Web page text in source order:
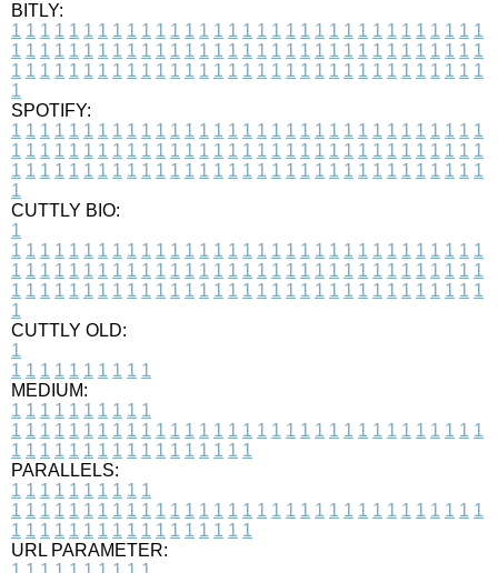
BITLY:
1 1 1 1 1 1 1 1 1 1 1 1 1 1 1 1 1 1 1 1 1 1 1 1 1 1 1 1 1 1 1 1 1
1 1 1 1 1 1 1 1 1 1 1 1 1 1 1 1 1 1 1 1 1 1 1 1 1 1 1 1 1 1 1 1 1
1 1 1 1 1 1 1 1 1 1 1 1 1 1 1 1 1 1 1 1 1 1 1 1 1 1 1 1 1 1 1 1 1
1
SPOTIFY:
1 1 1 1 1 1 1 1 1 1 1 1 1 1 1 1 1 1 1 1 1 1 1 1 1 1 1 1 1 1 1 1 1
1 1 1 1 1 1 1 1 1 1 1 1 1 1 1 1 1 1 1 1 1 1 1 1 1 1 1 1 1 1 1 1 1
1 1 1 1 1 1 1 1 1 1 1 1 1 1 1 1 1 1 1 1 1 1 1 1 1 1 1 1 1 1 1 1 1
1
CUTTLY BIO:
1
1 1 1 1 1 1 1 1 1 1 1 1 1 1 1 1 1 1 1 1 1 1 1 1 1 1 1 1 1 1 1 1 1
1 1 1 1 1 1 1 1 1 1 1 1 1 1 1 1 1 1 1 1 1 1 1 1 1 1 1 1 1 1 1 1 1
1 1 1 1 1 1 1 1 1 1 1 1 1 1 1 1 1 1 1 1 1 1 1 1 1 1 1 1 1 1 1 1 1
1
CUTTLY OLD:
1
1 1 1 1 1 1 1 1 1 1
MEDIUM:
1 1 1 1 1 1 1 1 1 1
1 1 1 1 1 1 1 1 1 1 1 1 1 1 1 1 1 1 1 1 1 1 1 1 1 1 1 1 1 1 1 1 1
1 1 1 1 1 1 1 1 1 1 1 1 1 1 1 1 1
PARALLELS:
1 1 1 1 1 1 1 1 1 1
1 1 1 1 1 1 1 1 1 1 1 1 1 1 1 1 1 1 1 1 1 1 1 1 1 1 1 1 1 1 1 1 1
1 1 1 1 1 1 1 1 1 1 1 1 1 1 1 1 1
URL PARAMETER: